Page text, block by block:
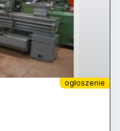
ogłoszenie